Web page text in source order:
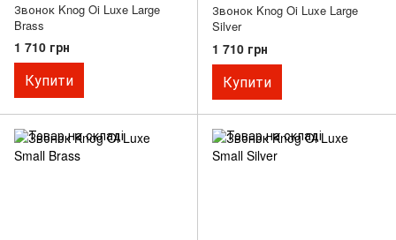
Звонок Knog Oi Luxe Large
Brass
1 710 грн
Купити
Звонок Knog Oi Luxe Large
Silver
1 710 грн
Купити